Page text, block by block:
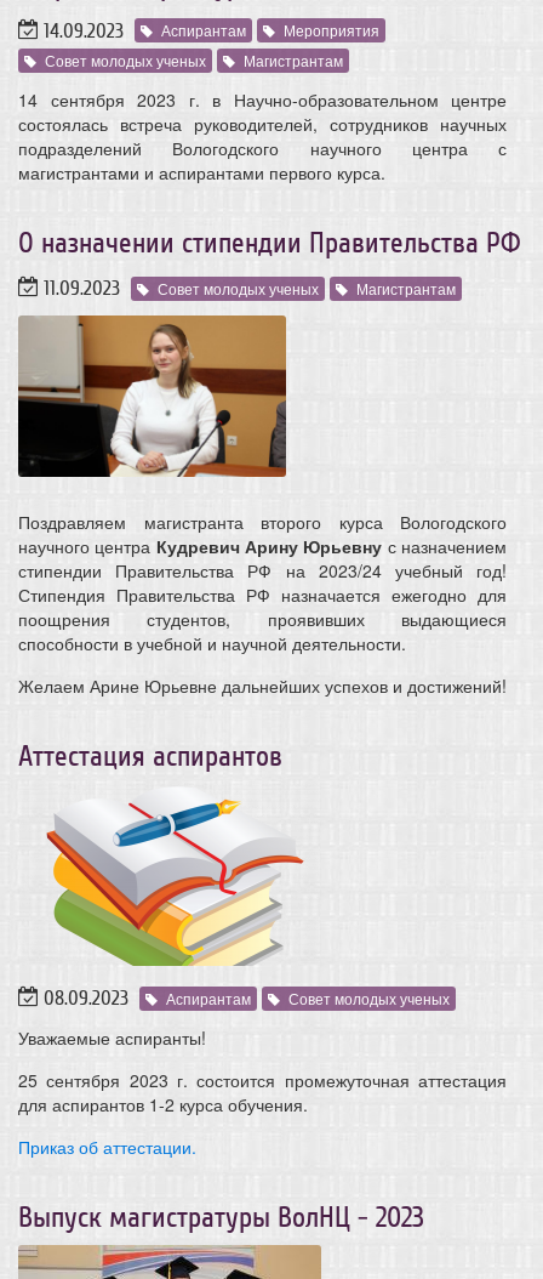
14.09.2023 Аспирантам
Мероприятия
Совет молодых ученых
Магистрантам
14 сентября 2023 г. в Научно-образовательном центре
состоялась встреча руководителей, сотрудников научных
подразделений Вологодского научного центра с
магистрантами и аспирантами первого курса.
О назначении стипендии Правительства РФ
11.09.2023 Совет молодых ученых Магистрантам
Поздравляем магистранта второго курса Вологодского
научного центра Кудревич Арину Юрьевну с назначением
стипендии Правительства РФ на 2023/24 учебный год!
Стипендия Правительства РФ назначается ежегодно для
поощрения студентов, проявивших выдающиеся
способности в учебной и научной деятельности.
Желаем Арине Юрьевне дальнейших успехов и достижений!
Аттестация аспирантов
08.09.2023 Аспирантам Совет молодых ученых
Уважаемые аспиранты!
25 сентября 2023 г. состоится промежуточная аттестация
для аспирантов 1-2 курса обучения.
Приказ об аттестации.
Выпуск магистратуры ВолНЦ - 2023